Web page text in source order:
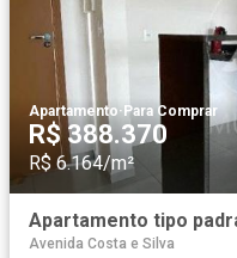
Apartamento· Para Comprar
R$ 388.370
R$ 6.164/m²
Avenida Costa e Silva